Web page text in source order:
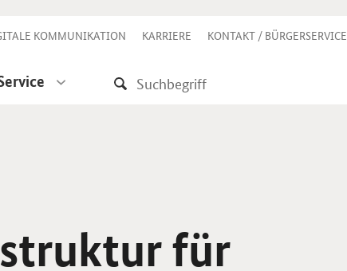
KOMMUNIKATION KARRIERE KONTAKT / BÜRGERSERVICE
für